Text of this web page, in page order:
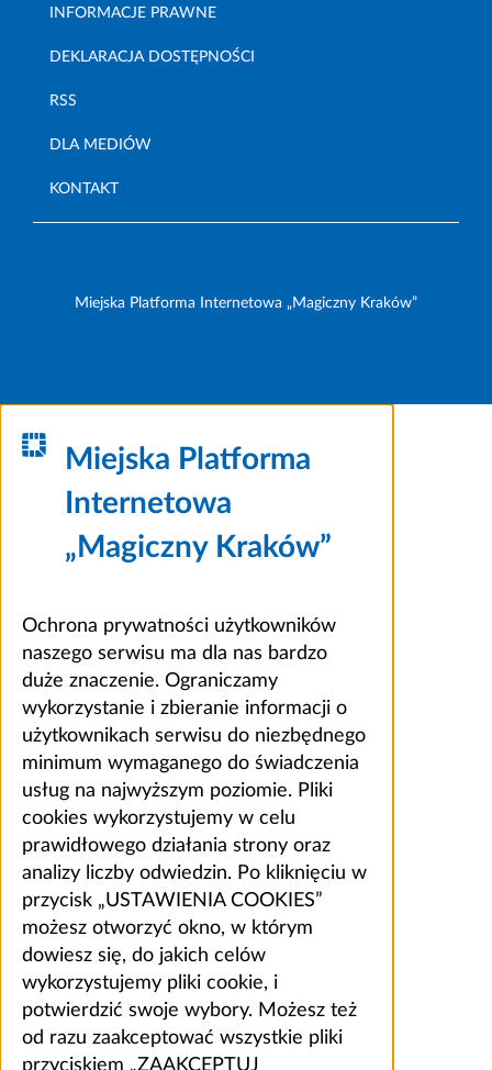
INFORMACJE PRAWNE
DEKLARACJA DOSTĘPNOŚCI
RSS
DLA MEDIÓW
KONTAKT
Miejska Platforma Internetowa „Magiczny Kraków”
Miejska Platforma
Internetowa
„Magiczny Kraków”
Ochrona prywatności użytkowników
naszego serwisu ma dla nas bardzo
duże znaczenie. Ograniczamy
wykorzystanie i zbieranie informacji o
użytkownikach serwisu do niezbędnego
minimum wymaganego do świadczenia
usług na najwyższym poziomie. Pliki
cookies wykorzystujemy w celu
prawidłowego działania strony oraz
analizy liczby odwiedzin. Po kliknięciu w
przycisk „USTAWIENIA COOKIES”
możesz otworzyć okno, w którym
dowiesz się, do jakich celów
wykorzystujemy pliki cookie, i
potwierdzić swoje wybory. Możesz też
od razu zaakceptować wszystkie pliki
przyciskiem „ZAAKCEPTUJ